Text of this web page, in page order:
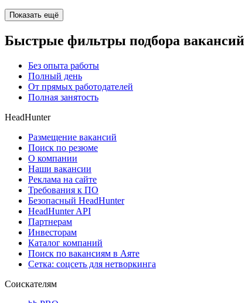
Показать ещё
Быстрые фильтры подбора вакансий
Без опыта работы
Полный день
От прямых работодателей
Полная занятость
HeadHunter
Размещение вакансий
Поиск по резюме
О компании
Наши вакансии
Реклама на сайте
Требования к ПО
Безопасный HeadHunter
HeadHunter API
Партнерам
Инвесторам
Каталог компаний
Поиск по вакансиям в Аяте
Сетка: соцсеть для нетворкинга
Соискателям